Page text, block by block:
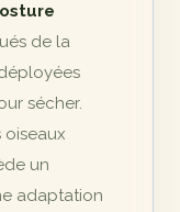
de la
sécher.
un
adaptation